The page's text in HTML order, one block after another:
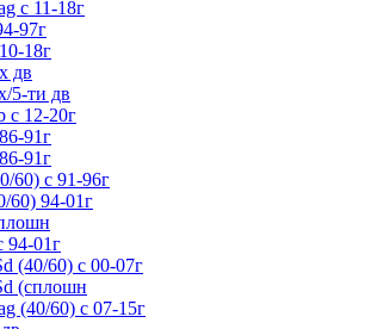
с 11-18г
97г
18г
дв
5-ти дв
c 12-20г
91г
91г
60) с 91-96г
60) 94-01г
94-01г
(40/60) с 00-07г
(сплошн
(40/60) с 07-15г